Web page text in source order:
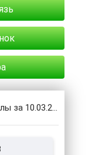
за 10.03.2020